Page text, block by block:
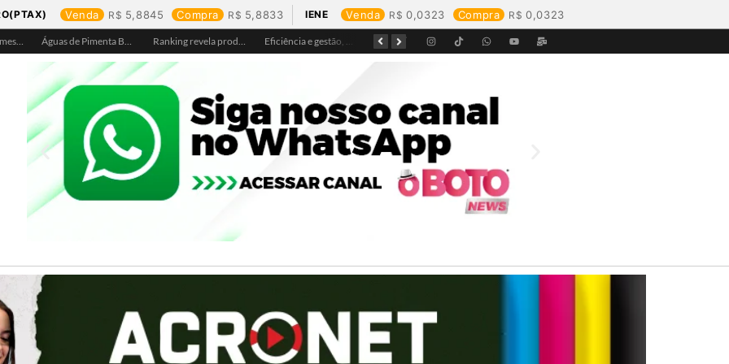
Venda 5,8845 Compra 5,8833 IENE Venda 0,0323 Compra 0,0323
Águas de Ariquemes leva atendimento itinerante e orientações ao Distrito de Bom Futuro neste sábado, 25 Águas de Pimenta Bueno amplia rede de abastecimento e leva água tratada para moradores da região do aeroporto Ranking revela produtos mais comprados em cada estado e aponta drone como destaque em Rondônia Eficiência e gestão, Buritis se torna referência em controle de perdas de água Equipes da Aegea Rondônia passam por treinamento de prevenção e combate a princípios de incêndio e segurança no trabalho com inflamáveis